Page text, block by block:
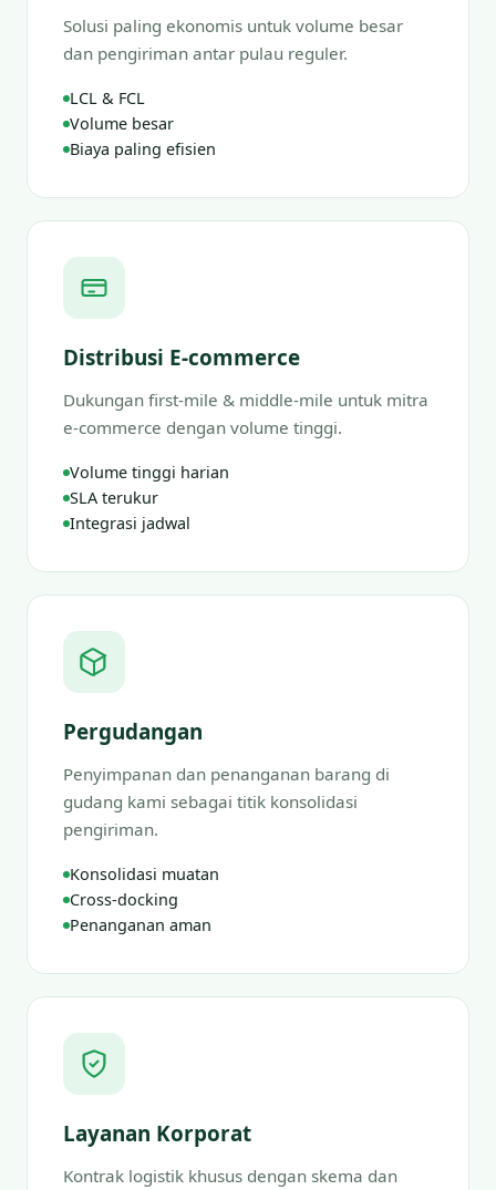
Solusi paling ekonomis untuk volume besar
dan pengiriman antar pulau reguler.
LCL & FCL
Volume besar
Biaya paling efisien
Distribusi E-commerce
Dukungan first-mile & middle-mile untuk mitra
e-commerce dengan volume tinggi.
Volume tinggi harian
SLA terukur
Integrasi jadwal
Pergudangan
Penyimpanan dan penanganan barang di
gudang kami sebagai titik konsolidasi
pengiriman.
Konsolidasi muatan
Cross-docking
Penanganan aman
Layanan Korporat
Kontrak logistik khusus dengan skema dan